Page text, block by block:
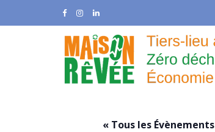
« Tous les Évènements